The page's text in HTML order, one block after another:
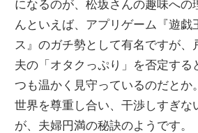
になるのが、松坂さんの趣味への
んといえば、アプリゲーム『遊戯
ス』のガチ勢として有名ですが、
夫の「オタクっぷり」を否定する
つも温かく見守っているのだとか
世界を尊重し合い、干渉しすぎな
が、夫婦円満の秘訣のようです。